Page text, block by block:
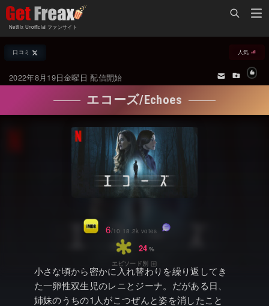
Netflix Unofficial ファンサイト
Netflix新着作品
オールジャンル
海外ドラマ・シリーズ
国内TV番組・ドラマ
アニメ
ドキュメンタリー
配信終了予定の作品
海外ドラマ・ラインナップ
Netflix 人気ランキング
Netflix 全作品ラインナップ
Netflix配信作品カスタム検索
トレンド
VOD 総合作品情報
Netflix・VOD総合News
Watchlistへ
口コミ 人気
2022年8月19日金曜日 配信開始
エコーズ/Echoes
小さな頃から密かに入れ替わりを繰り返してき
た一卵性双生児のレニとジーナ。だがある日、
姉妹のうちの1人がこつぜんと姿を消したこと
6/10 18.2k votes
24
エピソード別